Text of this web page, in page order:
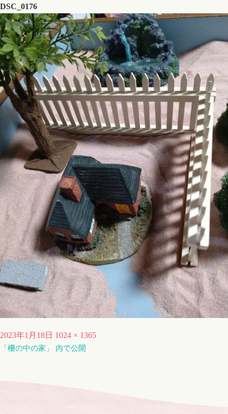
DSC_0176
投
稿
2023年1月18日 フ
ル
1024 × 1365
「柵の中の家」 内で公開